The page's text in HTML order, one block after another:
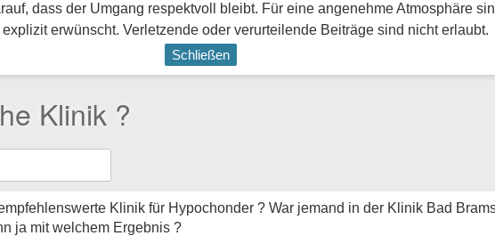
dass der Umgang respektvoll bleibt. Für eine angenehme Atmosphäre
erwünscht. Verletzende oder verurteilende Beiträge sind nicht erlaubt.
Schließen
Klinik ?
Klinik für Hypochonder ? War jemand in der Klinik Bad
ja mit welchem Ergebnis ?